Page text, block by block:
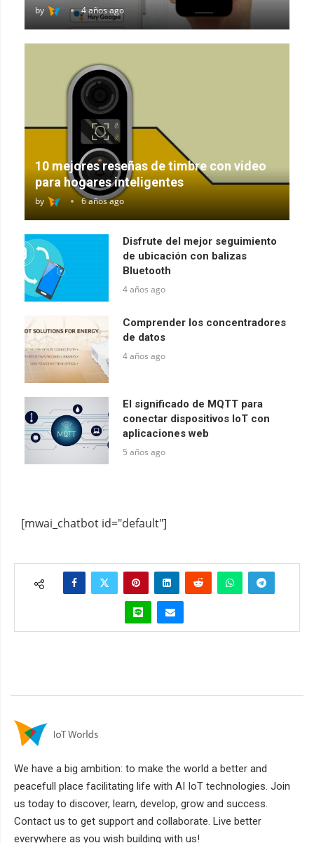
by 4 años ago
10 mejores reseñas de timbre con video
para hogares inteligentes
by 6 años ago
Disfrute del mejor seguimiento
de ubicación con balizas
Bluetooth
4 años ago
Comprender los concentradores
de datos
4 años ago
El significado de MQTT para
conectar dispositivos IoT con
aplicaciones web
5 años ago
[mwai_chatbot id="default"]
We have a big ambition: to make the world a better and
peacefull place facilitating life with AI IoT technologies. Join
us today to discover, learn, develop, grow and success.
Contact us to get support and collaborate. Live better
everywhere as you wish building with us!